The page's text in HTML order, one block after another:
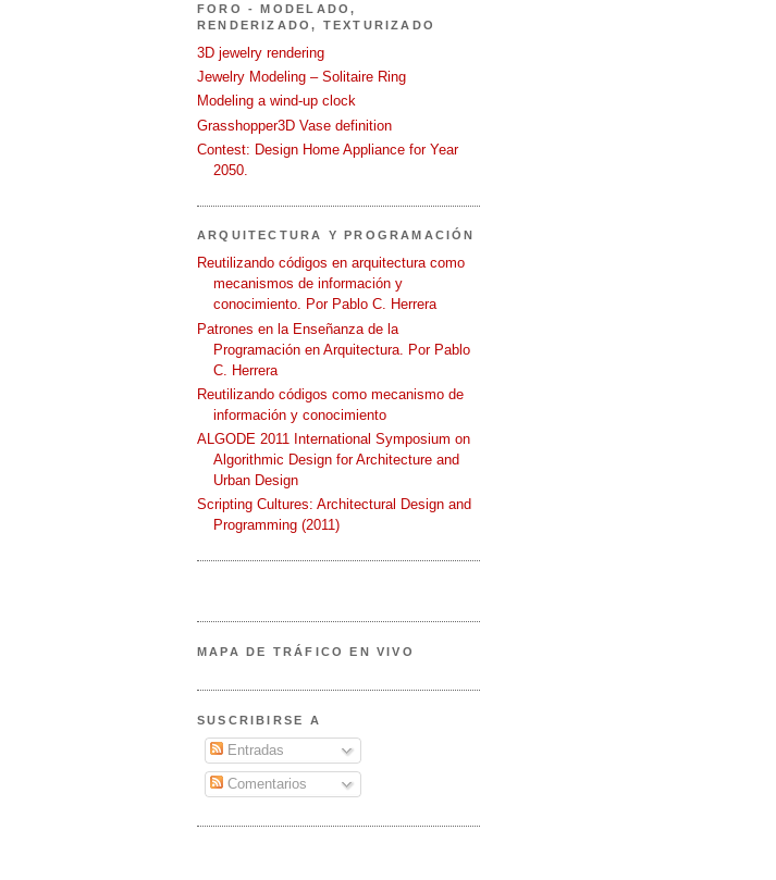
FORO - MODELADO,
RENDERIZADO, TEXTURIZADO
3D jewelry rendering
Jewelry Modeling – Solitaire Ring
Modeling a wind-up clock
Grasshopper3D Vase definition
Contest: Design Home Appliance for Year
2050.
ARQUITECTURA Y PROGRAMACIÓN
Reutilizando códigos en arquitectura como
mecanismos de información y
conocimiento. Por Pablo C. Herrera
Patrones en la Enseñanza de la
Programación en Arquitectura. Por Pablo
C. Herrera
Reutilizando códigos como mecanismo de
información y conocimiento
ALGODE 2011 International Symposium on
Algorithmic Design for Architecture and
Urban Design
Scripting Cultures: Architectural Design and
Programming (2011)
SUSCRIBIRSE A
Entradas
Comentarios